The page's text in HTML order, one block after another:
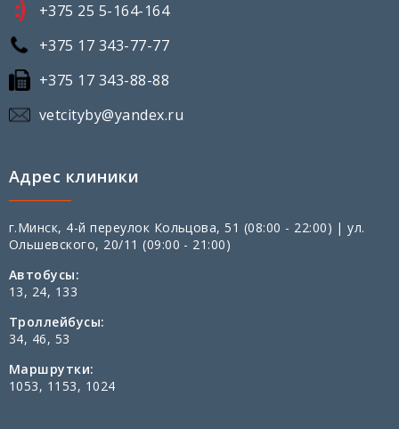
+375 25 5-164-164
+375 17 343-77-77
+375 17 343-88-88
vetcityby@yandex.ru
Адрес клиники
г.Минск, 4-й переулок Кольцова, 51 (08:00 - 22:00) | ул.
Ольшевского, 20/11 (09:00 - 21:00)
Автобусы:
13, 24, 133
Троллейбусы:
34, 46, 53
Маршрутки:
1053, 1153, 1024